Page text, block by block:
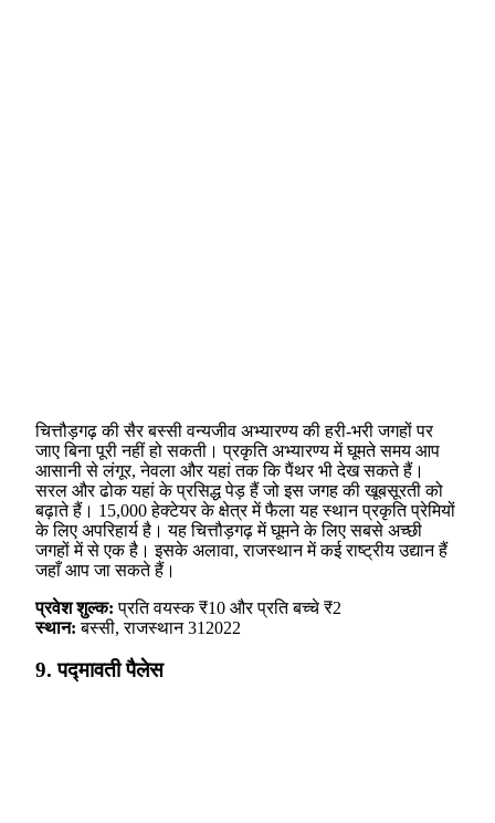
चित्तौड़गढ़ की सैर बस्सी वन्यजीव अभ्यारण्य की हरी-भरी जगहों पर
जाए बिना पूरी नहीं हो सकती। प्रकृति अभ्यारण्य में घूमते समय आप
आसानी से लंगूर, नेवला और यहां तक ​​कि पैंथर भी देख सकते हैं।
सरल और ढोक यहां के प्रसिद्ध पेड़ हैं जो इस जगह की खूबसूरती को
बढ़ाते हैं। 15,000 हेक्टेयर के क्षेत्र में फैला यह स्थान प्रकृति प्रेमियों
के लिए अपरिहार्य है। यह चित्तौड़गढ़ में घूमने के लिए सबसे अच्छी
जगहों में से एक है। इसके अलावा, राजस्थान में कई राष्ट्रीय उद्यान हैं
जहाँ आप जा सकते हैं।
प्रवेश शुल्क: प्रति वयस्क ₹10 और प्रति बच्चे ₹2
स्थान: बस्सी, राजस्थान 312022
9. पद्मावती पैलेस